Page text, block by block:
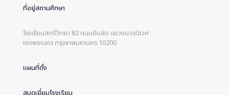
ที่อยู่สถานศึกษา
โรงเรียนสตรีวิทยา 82 ถนนดินสอ แขวงบวรนิเวศ
เขตพระนคร กรุงเทพมหานคร 10200
แผนที่ตั้ง
สมุดเยี่ยมโรงเรียน